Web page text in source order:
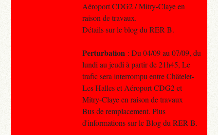
Aéroport CDG2 / Mitry-Claye en
raison de travaux.
Détails sur le blog du RER B.
Perturbation : Du 04/09 au 07/09, du
lundi au jeudi à partir de 21h45, Le
trafic sera interrompu entre Châtelet-
Les Halles et Aéroport CDG2 et
Mitry-Claye en raison de travaux
Bus de remplacement. Plus
d'informations sur le Blog du RER B.